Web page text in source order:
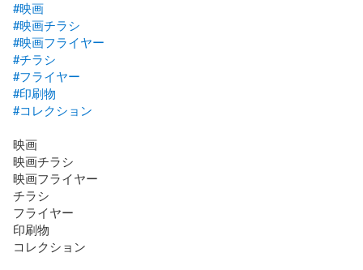
#映画
#映画チラシ
#映画フライヤー
#チラシ
#フライヤー
#印刷物
#コレクション
映画
映画チラシ
映画フライヤー
チラシ
フライヤー
印刷物
コレクション